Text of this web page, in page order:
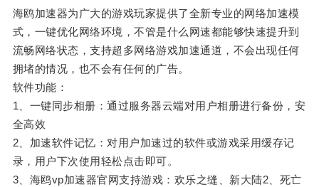
海鸥加速器为广大的游戏玩家提供了全新专业的网络加速模
式，一键优化网络环境，不管是什么网速都能够快速提升到
流畅网络状态，支持超多网络游戏加速通道，不会出现任何
拥堵的情况，也不会有任何的广告。
软件功能：
1、一键同步相册：通过服务器云端对用户相册进行备份，安
全高效
2、加速软件记忆：对用户加速过的软件或游戏采用缓存记
录，用户下次使用轻松点击即可。
3、海鸥vp加速器官网支持游戏：欢乐之缝、新大陆2、死亡